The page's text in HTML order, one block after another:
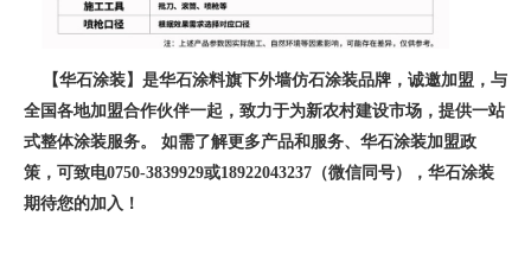
【华石涂装】是华石涂料旗下外墙仿石涂装品牌，诚邀加盟，与
全国各地加盟合作伙伴一起，致力于为新农村建设市场，提供一站
式整体涂装服务。 如需了解更多产品和服务、华石涂装加盟政
策，可致电0750-3839929或18922043237（微信同号），华石涂装
期待您的加入！